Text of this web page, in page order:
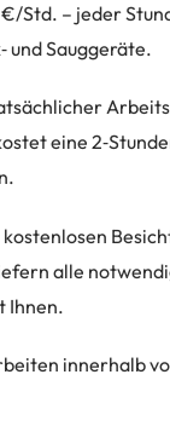
Std. – jeder
und Sauggeräte.
eine
alle
Ihnen.
innerhalb